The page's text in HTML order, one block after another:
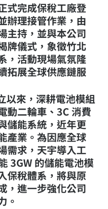
式完成保稅工廠登
辦理接管作業，由
主持，並與本公司
牌儀式，象徵竹北
，活動現場氣氛隆
拓展全球供應鏈服
以來，深耕電池模組
動二輪車、3C 消費
儲能系統，近年更
產業。為因應全球
需求，天宇導入工
3GW 的儲能電池模
保稅體系，將與原
，進一步強化公司
。